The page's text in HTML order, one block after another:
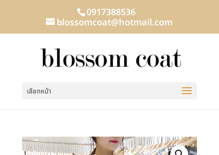
0917388536
blossomcoat@hotmail.com
เลือกหน้า